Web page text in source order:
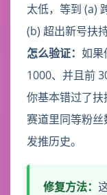
太低，等到 (a)
(b) 超出新号扶
怎么验证： 如果
1000、并且前
你基本错过了
赛道里同等粉
发推历史。
修复方法：